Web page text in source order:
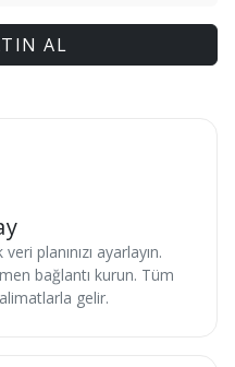
AL
planınızı ayarlayın.
bağlantı kurun. Tüm
gelir.